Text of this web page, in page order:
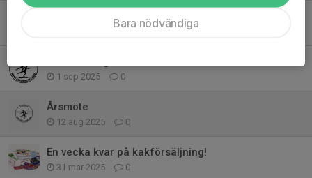
0
1 sep 2025 0
Årsmöte
12 aug 2025 0
En vecka kvar på kakförsäljning!
31 mar 2025 0
Bara nödvändiga